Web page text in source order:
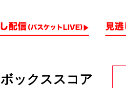
ボックススコア